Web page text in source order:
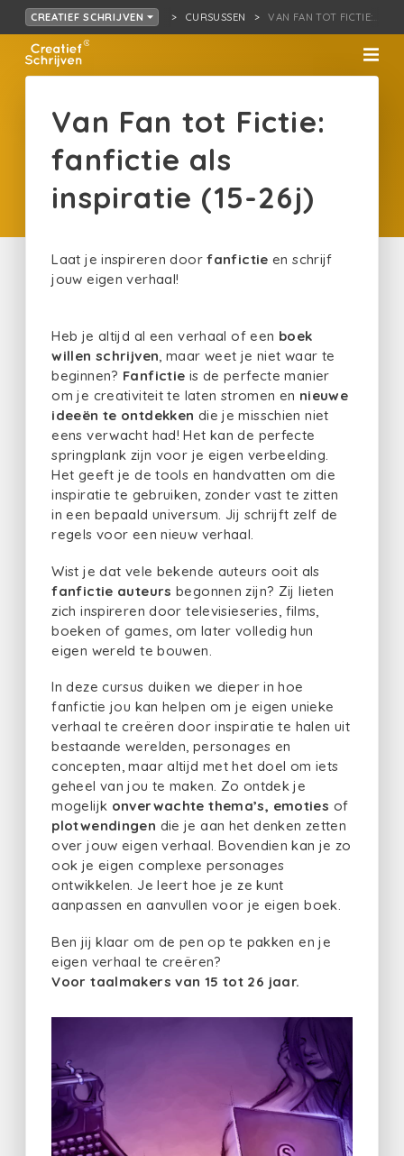
CREATIEF SCHRIJVEN CURSUSSEN VAN FAN TOT FICTIE:…
Van Fan tot Fictie:
fanfictie als
inspiratie (15-26j)
Laat je inspireren doorfanfictie en schrijf
jouw eigen verhaal!
Heb je altijd al een verhaal of een boek
willen schrijven , maar weet je niet waar te
beginnen? Fanfictie is de perfecte manier
om je creativiteit te laten stromen en nieuwe
ideeën te ontdekken die je misschien niet
eens verwacht had! Het kan de perfecte
springplank zijn voor je eigen verbeelding.
Het geeft je de tools en handvatten om die
inspiratie te gebruiken, zonder vast te zitten
in een bepaald universum. Jij schrijft zelf de
regels voor een nieuw verhaal.
Wist je dat vele bekende auteurs ooit als
fanfictie auteurs begonnen zijn? Zij lieten
zich inspireren door televisieseries, films,
boeken of games, om later volledig hun
eigen wereld te bouwen.
In deze cursus duiken we dieper in hoe
fanfictie jou kan helpen om je eigen unieke
verhaal te creëren door inspiratie te halen uit
bestaande werelden, personages en
concepten, maar altijd met het doel om iets
geheel van jou te maken. Zo ontdek je
mogelijk onverwachte thema’s, emoties of
plotwendingen die je aan het denken zetten
over jouw eigen verhaal. Bovendien kan je zo
ook je eigen complexe personages
ontwikkelen. Je leert hoe je ze kunt
aanpassen en aanvullen voor je eigen boek.
Ben jij klaar om de pen op te pakken en je
eigen verhaal te creëren?
Voor taalmakers van 15 tot 26 jaar.